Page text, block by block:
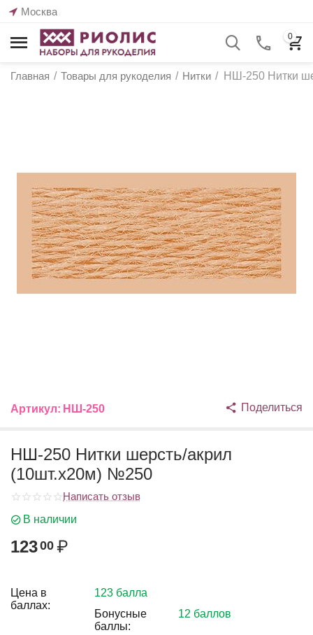
Москва
0
Главная / Товары для рукоделия / Нитки / НШ-250 Нитки
Артикул: НШ-250 Поделиться
НШ-250 Нитки шерсть/акрил
(10шт.х20м) №250
Написать отзыв
В наличии
12300 ₽
Цена в
баллах:
123 балла
Бонусные
баллы:
12 баллов